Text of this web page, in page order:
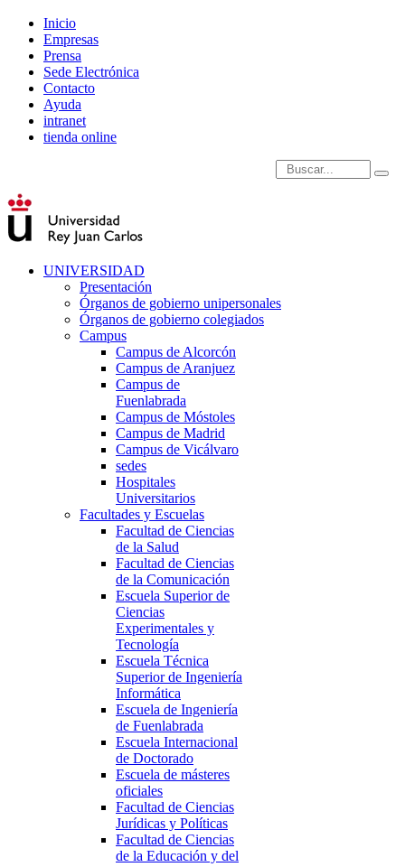
Inicio
Empresas
Prensa
Sede Electrónica
Contacto
Ayuda
intranet
tienda online
Introduce términos de
UNIVERSIDAD
Presentación
Órganos de gobierno unipersonales
Órganos de gobierno colegiados
Campus
Campus de Alcorcón
Campus de Aranjuez
Campus de
Fuenlabrada
Campus de Móstoles
Campus de Madrid
Campus de Vicálvaro
sedes
Hospitales
Universitarios
Facultades y Escuelas
Facultad de Ciencias
de la Salud
Facultad de Ciencias
de la Comunicación
Escuela Superior de
Ciencias
Experimentales y
Tecnología
Escuela Técnica
Superior de Ingeniería
Informática
Escuela de Ingeniería
de Fuenlabrada
Escuela Internacional
de Doctorado
Escuela de másteres
oficiales
Facultad de Ciencias
Jurídicas y Políticas
Facultad de Ciencias
de la Educación y del